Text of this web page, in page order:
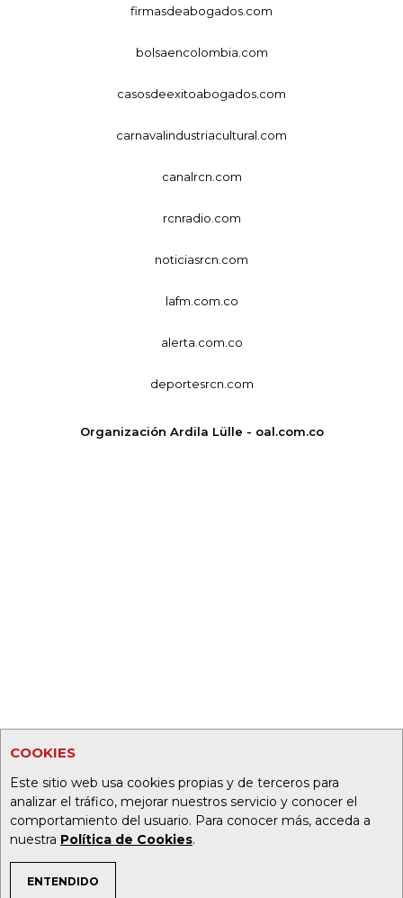
COOKIES
Este sitio web usa cookies propias y de terceros para
analizar el tráfico, mejorar nuestros servicio y conocer el
comportamiento del usuario. Para conocer más, acceda a
nuestra Política de Cookies.
ENTENDIDO
firmasdeabogados.com
bolsaencolombia.com
casosdeexitoabogados.com
carnavalindustriacultural.com
canalrcn.com
rcnradio.com
noticiasrcn.com
lafm.com.co
alerta.com.co
deportesrcn.com
Organización Ardila Lülle - oal.com.co